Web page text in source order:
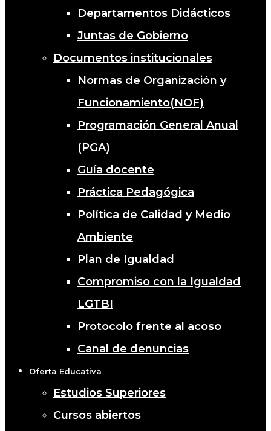
Departamentos Didácticos
Juntas de Gobierno
Documentos institucionales
Normas de Organización y
Funcionamiento(NOF)
Programación General Anual
(PGA)
Guía docente
Práctica Pedagógica
Política de Calidad y Medio
Ambiente
Plan de Igualdad
Compromiso con la Igualdad
LGTBI
Protocolo frente al acoso
Canal de denuncias
Oferta Educativa
Estudios Superiores
Cursos abiertos